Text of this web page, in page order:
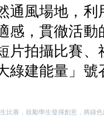
通風場地，
感，貫徹活
片拍攝比賽
綠建能量」
賽，鼓勵學生發揮創意，將綠